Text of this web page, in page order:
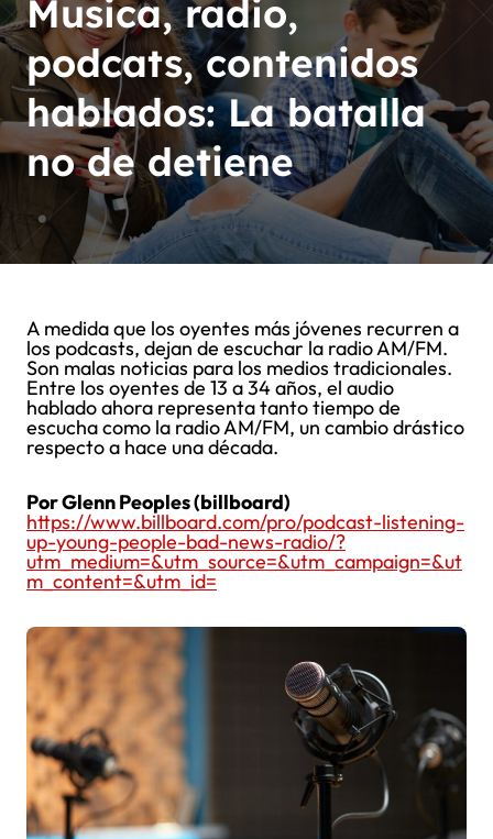
Musica, radio,
podcats, contenidos
hablados: La batalla
no de detiene
A medida que los oyentes más jóvenes recurren a
los podcasts, dejan de escuchar la radio AM/FM.
Son malas noticias para los medios tradicionales.
Entre los oyentes de 13 a 34 años, el audio
hablado ahora representa tanto tiempo de
escucha como la radio AM/FM, un cambio drástico
respecto a hace una década.
Por Glenn Peoples (billboard)
https://www.billboard.com/pro/podcast-listening-
up-young-people-bad-news-radio/?
utm_medium=&utm_source=&utm_campaign=&ut
m_content=&utm_id=